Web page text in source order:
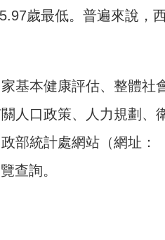
歲最低。普遍來說，
基本健康評估、整體社
人口政策、人力規劃、
部統計處網站（網址：
查詢。